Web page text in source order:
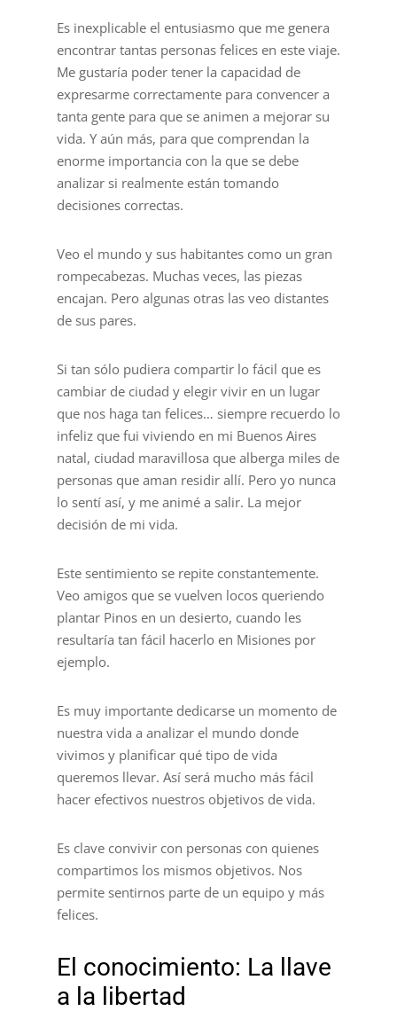
Es inexplicable el entusiasmo que me genera
encontrar tantas personas felices en este viaje.
Me gustaría poder tener la capacidad de
expresarme correctamente para convencer a
tanta gente para que se animen a mejorar su
vida. Y aún más, para que comprendan la
enorme importancia con la que se debe
analizar si realmente están tomando
decisiones correctas.
Veo el mundo y sus habitantes como un gran
rompecabezas. Muchas veces, las piezas
encajan. Pero algunas otras las veo distantes
de sus pares.
Si tan sólo pudiera compartir lo fácil que es
cambiar de ciudad y elegir vivir en un lugar
que nos haga tan felices… siempre recuerdo lo
infeliz que fui viviendo en mi Buenos Aires
natal, ciudad maravillosa que alberga miles de
personas que aman residir allí. Pero yo nunca
lo sentí así, y me animé a salir. La mejor
decisión de mi vida.
Este sentimiento se repite constantemente.
Veo amigos que se vuelven locos queriendo
plantar Pinos en un desierto, cuando les
resultaría tan fácil hacerlo en Misiones por
ejemplo.
Es muy importante dedicarse un momento de
nuestra vida a analizar el mundo donde
vivimos y planificar qué tipo de vida
queremos llevar. Así será mucho más fácil
hacer efectivos nuestros objetivos de vida.
Es clave convivir con personas con quienes
compartimos los mismos objetivos. Nos
permite sentirnos parte de un equipo y más
felices.
El conocimiento: La llave
a la libertad